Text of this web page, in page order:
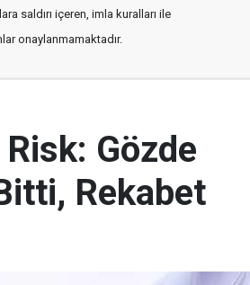
saldırı içeren, imla kuralları ile
onaylanmamaktadır.
Gözde
Rekabet